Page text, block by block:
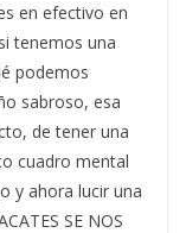
en efectivo en
tenemos una
podemos
sabroso, esa
de tener una
cuadro mental
y ahora lucir una
SE NOS